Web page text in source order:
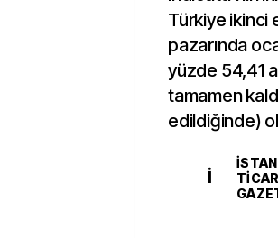
Türkiye ikinci
pazarında
yüzde 54,41
tamamen
edildiğinde)
İ